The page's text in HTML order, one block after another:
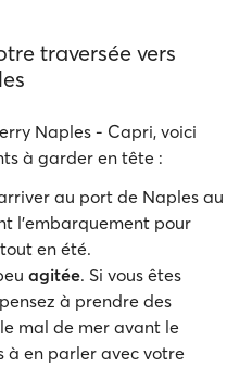
traversée vers
Naples - Capri, voici
à garder en tête :
au port de Naples au
l'embarquement pour
en été.
agitée. Si vous êtes
à prendre des
mal de mer avant le
à en parler avec votre